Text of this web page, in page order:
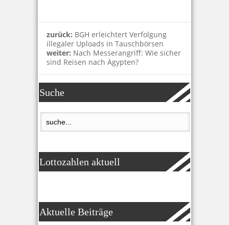
zurück: BGH erleichtert Verfolgung
illegaler Uploads in Tauschbörsen
weiter: Nach Messerangriff: Wie sicher
sind Reisen nach Ägypten?
Suche
Lottozahlen aktuell
Aktuelle Beiträge